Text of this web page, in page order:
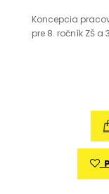
Koncepcia
pre 8. ročník ZŠ